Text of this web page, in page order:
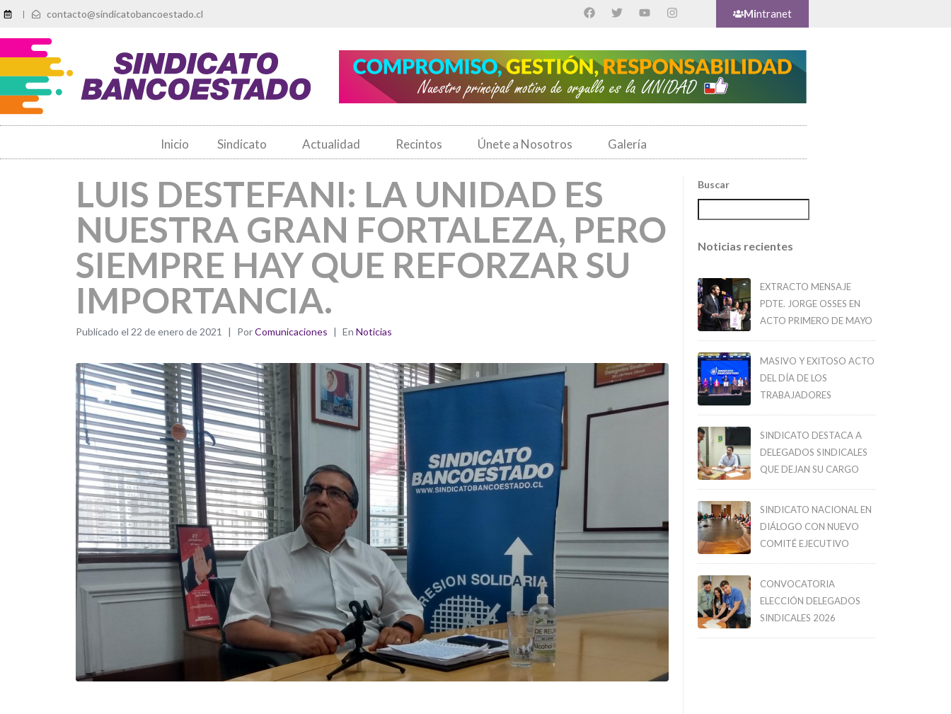
| contacto@sindicatobancoestado.cl Mintranet
Inicio Sindicato Actualidad Recintos Únete a Nosotros Galería
LUIS DESTEFANI: LA UNIDAD ES
NUESTRA GRAN FORTALEZA, PERO
SIEMPRE HAY QUE REFORZAR SU
IMPORTANCIA.
Publicado el 22 de enero de 2021 PorComunicaciones En Noticias
Buscar
Noticias recientes
EXTRACTO MENSAJE
PDTE. JORGE OSSES EN
ACTO PRIMERO DE MAYO
MASIVO Y EXITOSO ACTO
DEL DÍA DE LOS
TRABAJADORES
SINDICATO DESTACA A
DELEGADOS SINDICALES
QUE DEJAN SU CARGO
SINDICATO NACIONAL EN
DIÁLOGO CON NUEVO
COMITÉ EJECUTIVO
CONVOCATORIA
ELECCIÓN DELEGADOS
SINDICALES 2026